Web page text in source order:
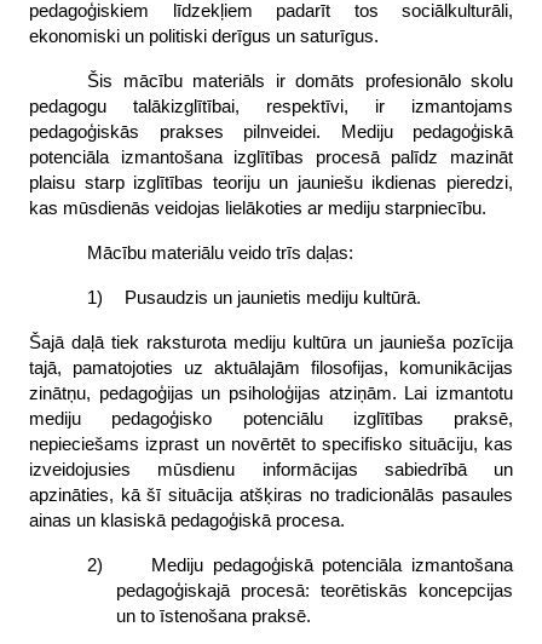
pedagoģiskiem līdzekļiem padarīt tos sociālkulturāli,
ekonomiski un politiski derīgus un saturīgus.
Šis mācību materiāls ir domāts profesionālo skolu
pedagogu talākizglītībai, respektīvi, ir izmantojams
pedagoģiskās prakses pilnveidei. Mediju pedagoģiskā
potenciāla izmantošana izglītības procesā palīdz mazināt
plaisu starp izglītības teoriju un jauniešu ikdienas pieredzi,
kas mūsdienās veidojas lielākoties ar mediju starpniecību.
Mācību materiālu veido trīs daļas:
1) Pusaudzis un jaunietis mediju kultūrā.
Šajā daļā tiek raksturota mediju kultūra un jaunieša pozīcija
tajā, pamatojoties uz aktuālajām filosofijas, komunikācijas
zinātņu, pedagoģijas un psiholoģijas atziņām. Lai izmantotu
mediju pedagoģisko potenciālu izglītības praksē,
nepieciešams izprast un novērtēt to specifisko situāciju, kas
izveidojusies mūsdienu informācijas sabiedrībā un
apzināties, kā šī situācija atšķiras no tradicionālās pasaules
ainas un klasiskā pedagoģiskā procesa.
2)
Mediju pedagoģiskā potenciāla izmantošana
pedagoģiskajā procesā: teorētiskās koncepcijas
un to īstenošana praksē.